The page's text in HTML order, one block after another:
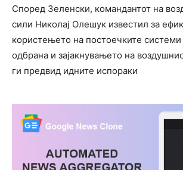
Според Зеленски, командантот на
сили Николај Олешук известил за
користењето на постоечките
одбрана и зајакнувањето на
ги предвид идните испораки